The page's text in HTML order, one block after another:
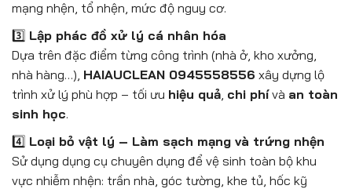
mạng nhện, tổ nhện, mức độ nguy cơ.
3️⃣ Lập phác đồ xử lý cá nhân hóa
Dựa trên đặc điểm từng công trình (nhà ở, kho xưởng,
nhà hàng…), HAIAUCLEAN 0945558556 xây dựng lộ
trình xử lý phù hợp – tối ưu hiệu quả chi phívà an toàn
sinh học.
4️⃣ Loại bỏ vật lý – Làm sạch mạng và trứng nhện
Sử dụng dụng cụ chuyên dụng để vệ sinh toàn bộ khu
vực nhiễm nhện: trần nhà, góc tường, khe tủ, hốc kỹ